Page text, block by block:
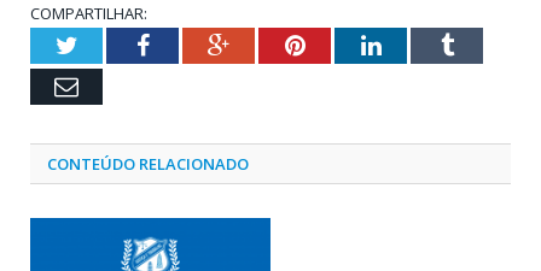
COMPARTILHAR:
TwitterFacebookGoogle+PinterestLinkedInTumblr
Email
CONTEÚDO RELACIONADO